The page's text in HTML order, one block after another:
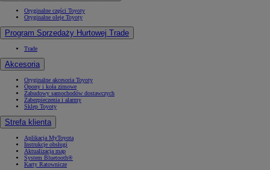
Oryginalne części Toyoty
Oryginalne oleje Toyoty
Program Sprzedaży Hurtowej Trade
Trade
Akcesoria
Oryginalne akcesoria Toyoty
Opony i koła zimowe
Zabudowy samochodów dostawczych
Zabezpieczenia i alarmy
Sklep Toyoty
Strefa klienta
Aplikacja MyToyota
Instrukcje obsługi
Aktualizacja map
System Bluetooth®
Karty Ratownicze